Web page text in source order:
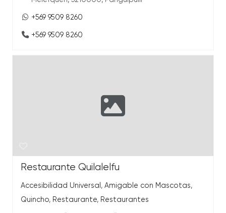
+569 9509 8260
+569 9509 8260
Restaurante Quilalelfu
Accesibilidad Universal , Amigable con Mascotas,
Quincho, Restaurante, Restaurantes